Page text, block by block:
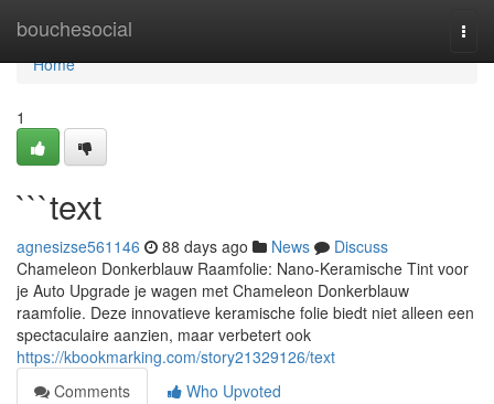
bouchesocial
Home
Home
1
```text
agnesizse561146 88 days ago News
Discuss
Chameleon Donkerblauw Raamfolie: Nano-Keramische Tint voor
je Auto Upgrade je wagen met Chameleon Donkerblauw
raamfolie. Deze innovatieve keramische folie biedt niet alleen een
spectaculaire aanzien, maar verbetert ook
https://kbookmarking.com/story21329126/text
Comments
Who Upvoted